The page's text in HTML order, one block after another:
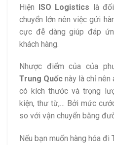
Hiện ISO Logistics là
chuyển lớn nên việc gửi
cực đễ dàng giúp đáp
khách hàng.
Nhược điểm của của
Trung Quốc này là chỉ nên
có kích thước và trọng
kiện, thư từ,… Bởi mức
so với vận chuyển bằng
Nếu bạn muốn hàng hóa đi